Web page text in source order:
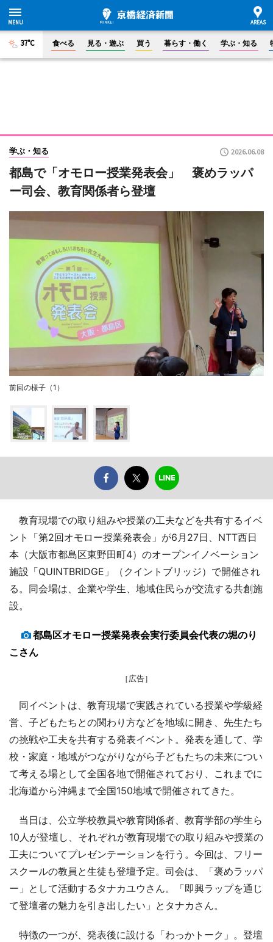
37°C 食べる 見る・遊ぶ 買う 暮らす・働く 学ぶ・知る
学ぶ・知る 2026.06.08
都島で「オモロー授業発表会」 褒めラッパ
ー司会、教育関係者ら登壇
前回の様子（1）
教育現場での取り組みや授業の工夫などを共有するイベ
ント「第2回オモロー授業発表会」が6月27日、NTT西日
本（大阪市都島区東野田町4）のオープンイノベーション
施設「QUINTBRIDGE」（クイントブリッジ）で開催され
る。同会場は、企業や学生、地域住民らが交流する共創施
設。
都島区オモロー授業発表会実行委員会代表の堀のり
こさん
［広告］
同イベントは、教育現場で実践されている授業や学級経
営、子どもたちとの関わり方などを地域に開き、先生たち
の挑戦や工夫を共有する発表イベント。発表を通して、学
校・家庭・地域がつながりながら子どもたちの未来につい
て考える場として全国各地で開催されており、これまでに
北海道から沖縄まで全国150地域で開催されてきた。
当日は、公立学校教員や教育関係者、教育学部の学生ら
10人が登壇し、それぞれが教育現場での取り組みや授業の
工夫についてプレゼンテーションを行う。今回は、フリー
スクールの教員と生徒も登壇予定。司会は、「褒めラッパ
ー」として活動するタナカユウさん。「即興ラップを通じ
て登壇者の魅力を引き出したい」とタナカさん。
特徴の一つが、発表後に設ける「わっかトーク」。登壇